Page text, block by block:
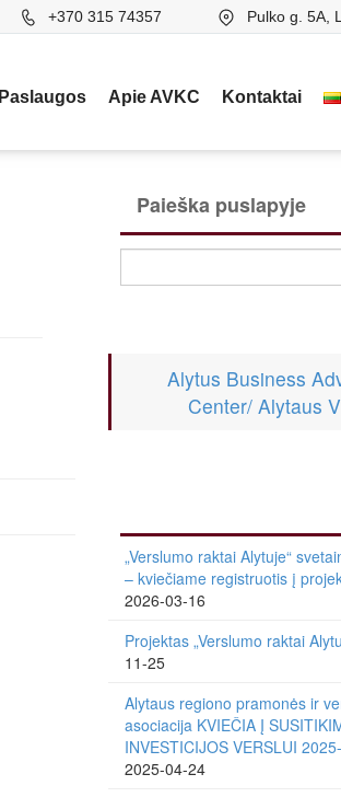
+370 315 74357 Pulko g. 5A,
Paslaugos Apie AVKC Kontaktai
Paieška puslapyje
Alytus Business
Center/ Alytaus
„Verslumo raktai Alytuje“
– kviečiame registruotis į
2026-03-16
Projektas „Verslumo raktai
11-25
Alytaus regiono pramonės ir
asociacija KVIEČIA Į
INVESTICIJOS VERSLUI
2025-04-24